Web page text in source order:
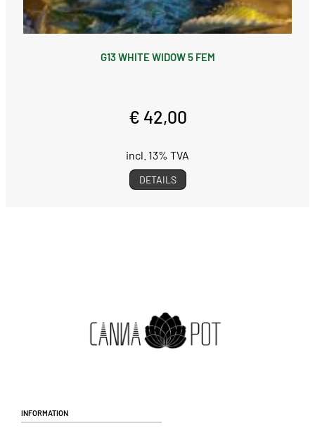
G13 WHITE WIDOW 5 FEM
€ 42,00
incl. 13% TVA
DETAILS
Information